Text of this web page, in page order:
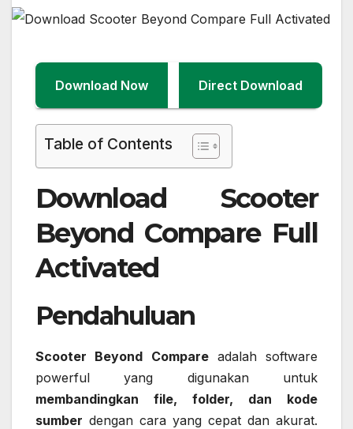
Download Now Direct Download
Table of Contents
Download Scooter
Beyond Compare Full
Activated
Pendahuluan
Scooter Beyond Compareadalah software
powerful yang digunakan untuk
membandingkan file, folder, dan kode
sumber dengan cara yang cepat dan akurat.